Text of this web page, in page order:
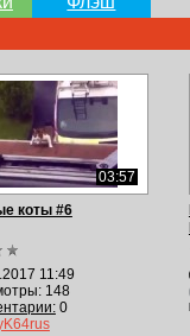
03:57
коты #6
11:49
148
0